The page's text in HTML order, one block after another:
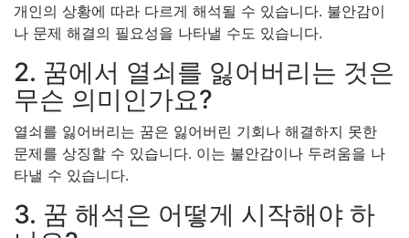
개인의 상황에 따라 다르게 해석될 수 있습니다. 불안감이
나 문제 해결의 필요성을 나타낼 수도 있습니다.
2. 꿈에서 열쇠를 잃어버리는 것은
무슨 의미인가요?
열쇠를 잃어버리는 꿈은 잃어버린 기회나 해결하지 못한
문제를 상징할 수 있습니다. 이는 불안감이나 두려움을 나
타낼 수 있습니다.
3. 꿈 해석은 어떻게 시작해야 하